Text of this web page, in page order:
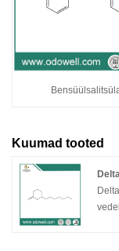
Kuumad tooted